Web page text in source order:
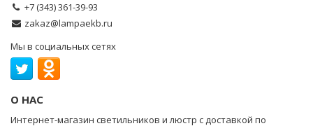
+7 (343) 361-39-93
zakaz@lampaekb.ru
Мы в социальных сетях
О НАС
Интернет-магазин светильников и люстр с доставкой по